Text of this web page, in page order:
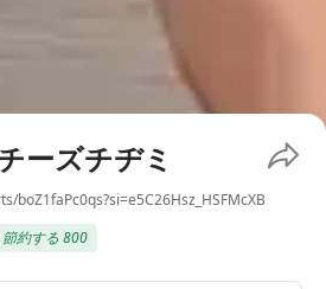
ーズチヂミ
boZ1faPc0qs?si=e5C26Hsz_HSFMcXB
節約する 800